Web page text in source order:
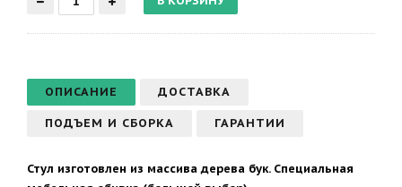
ОПИСАНИЕ ДОСТАВКА
ПОДЪЕМ И СБОРКА ГАРАНТИИ
Стул изготовлен из массива дерева бук. Специальная